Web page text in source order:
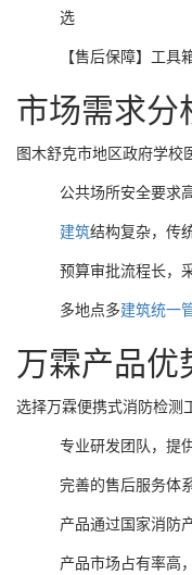
选
【售后保障】工具
市场需求分
图木舒克市地区政府学校
公共场所安全要求
建筑结构复杂，传
预算审批流程长，
多地点多建筑统一
万霖产品优
选择万霖便携式消防检测
专业研发团队，提
完善的售后服务体
产品通过国家消防
产品市场占有率高